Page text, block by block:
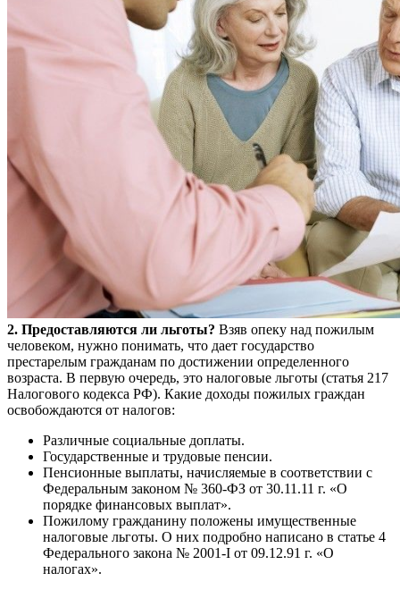
2. Предоставляются ли льготы? Взяв опеку над пожилым
человеком, нужно понимать, что дает государство
престарелым гражданам по достижении определенного
возраста. В первую очередь, это налоговые льготы (статья 217
Налогового кодекса РФ). Какие доходы пожилых граждан
освобождаются от налогов:
Различные социальные доплаты.
Государственные и трудовые пенсии.
Пенсионные выплаты, начисляемые в соответствии с
Федеральным законом № 360-ФЗ от 30.11.11 г. «О
порядке финансовых выплат».
Пожилому гражданину положены имущественные
налоговые льготы. О них подробно написано в статье 4
Федерального закона № 2001-I от 09.12.91 г. «О
налогах».